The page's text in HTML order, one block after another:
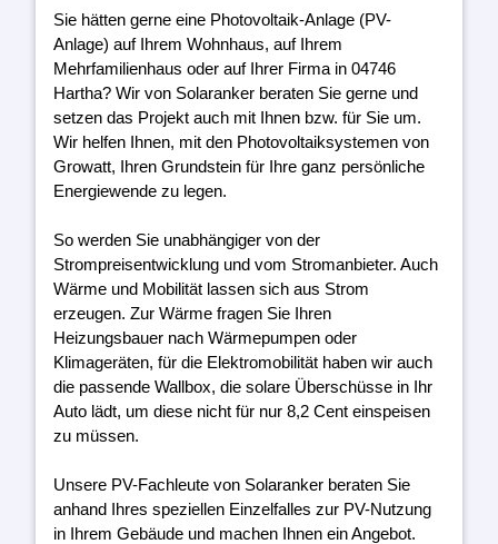
Sie hätten gerne eine Photovoltaik-Anlage (PV-
Anlage) auf Ihrem Wohnhaus, auf Ihrem
Mehrfamilienhaus oder auf Ihrer Firma in 04746
Hartha? Wir von Solaranker beraten Sie gerne und
setzen das Projekt auch mit Ihnen bzw. für Sie um.
Wir helfen Ihnen, mit den Photovoltaiksystemen von
Growatt, Ihren Grundstein für Ihre ganz persönliche
Energiewende zu legen.
So werden Sie unabhängiger von der
Strompreisentwicklung und vom Stromanbieter. Auch
Wärme und Mobilität lassen sich aus Strom
erzeugen. Zur Wärme fragen Sie Ihren
Heizungsbauer nach Wärmepumpen oder
Klimageräten, für die Elektromobilität haben wir auch
die passende Wallbox, die solare Überschüsse in Ihr
Auto lädt, um diese nicht für nur 8,2 Cent einspeisen
zu müssen.
Unsere PV-Fachleute von Solaranker beraten Sie
anhand Ihres speziellen Einzelfalles zur PV-Nutzung
in Ihrem Gebäude und machen Ihnen ein Angebot.